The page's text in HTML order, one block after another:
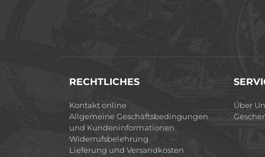
RECHTLICHES
Kontakt online
Allgemeine Geschäftsbedingungen
und Kundeninformationen
Widerrufsbelehrung
Lieferung und Versandkosten
Über